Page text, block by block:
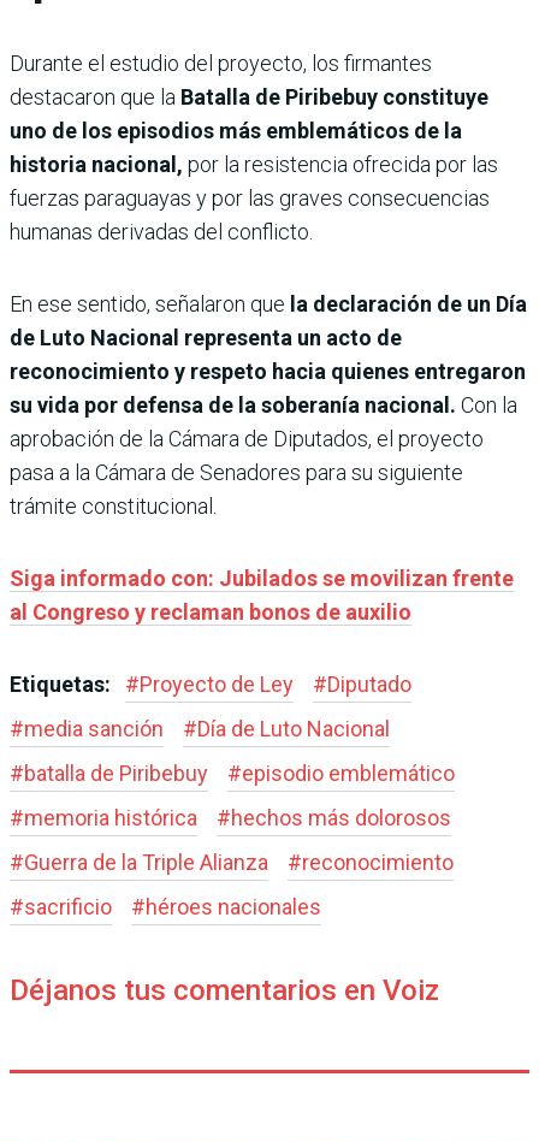
Durante el estudio del proyecto, los firmantes
destacaron que la Batalla de Piribebuy constituye
uno de los episodios más emblemáticos de la
historia nacional, por la resistencia ofrecida por las
fuerzas paraguayas y por las graves consecuencias
humanas derivadas del conflicto.
En ese sentido, señalaron que la declaración de un Día
de Luto Nacional representa un acto de
reconocimiento y respeto hacia quienes entregaron
su vida por defensa de la soberanía nacional. Con la
aprobación de la Cámara de Diputados, el proyecto
pasa a la Cámara de Senadores para su siguiente
trámite constitucional.
Siga informado con: Jubilados se movilizan frente
al Congreso y reclaman bonos de auxilio
Etiquetas: #Proyecto de Ley #Diputado
#media sanción #Día de Luto Nacional
#batalla de Piribebuy #episodio emblemático
#memoria histórica #hechos más dolorosos
#Guerra de la Triple Alianza #reconocimiento
#sacrificio #héroes nacionales
Déjanos tus comentarios en Voiz